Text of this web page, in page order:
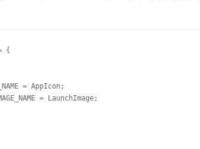
{
= AppIcon;
= LaunchImage;